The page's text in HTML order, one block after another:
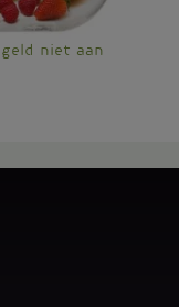
niet aan